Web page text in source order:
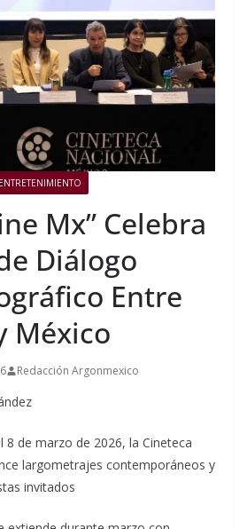
ENTRETENIMIENTO
Mx” Celebra
Diálogo
Entre
México
Redacción Argonmexico
de marzo de 2026, la Cineteca
largometrajes contemporáneos y
invitados